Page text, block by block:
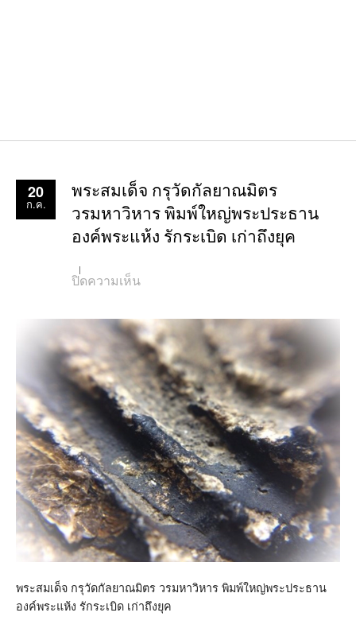
20
ก.ค.
พระสมเด็จ กรุวัดกัลยาณมิตร
วรมหาวิหาร พิมพ์ใหญ่พระประธาน
องค์พระแห้ง รักระเบิด เก่าถึงยุค
ปิดความเห็นบน
กรุ
วัด
กัลยาณมิตร
วรมหาวิหาร
พิมพ์
ใหญ่
พระ
ประธาน
องค์
พระ
แห้ง
รัก
ระเบิด
เก่า
ถึง
ยุค
พระสมเด็จ กรุวัดกัลยาณมิตร วรมหาวิหาร พิมพ์ใหญ่พระประธาน
องค์พระแห้ง รักระเบิด เก่าถึงยุค